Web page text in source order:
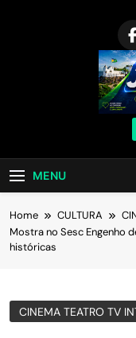
MENU
Home CULTURA
Mostra no Sesc Engenho
históricas
CINEMA TEATRO TV